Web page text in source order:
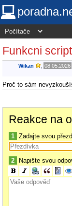
Funkcni script
Wikan 08.05.2026
Proč to sám
Reakce na
1 Zadajte svou
2 Napište svou